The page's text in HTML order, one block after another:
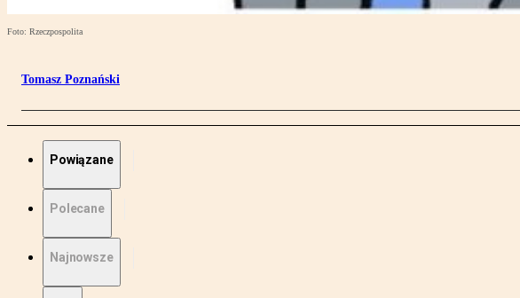
Foto: Rzeczpospolita
Tomasz Poznański
Powiązane
Polecane
Najnowsze